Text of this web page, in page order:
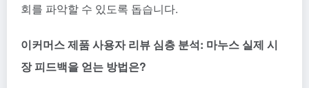
회를 파악할 수 있도록 돕습니다.
이커머스 제품 사용자 리뷰 심층 분석: 마누스 실제 시
장 피드백을 얻는 방법은?